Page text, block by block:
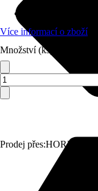
Prodej přes:HORNBACH
Více informací o zboží
Množství (ks)